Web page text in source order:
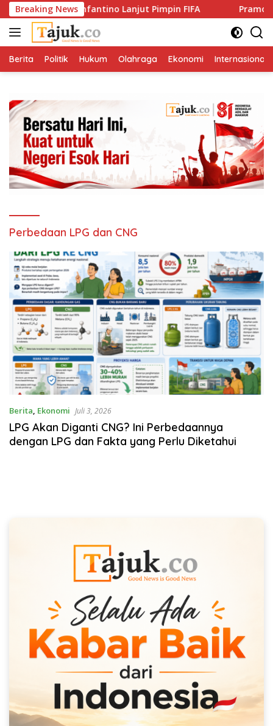
Langsung
ke
konten
Breaking News
Gianni Infantino Lanjut Pimpin FIFA Pramono
Berita Politik Hukum Olahraga Ekonomi Internasional
Perbedaan LPG dan CNG
Berita, Ekonomi Juli 3, 2026
LPG Akan Diganti CNG? Ini Perbedaannya
dengan LPG dan Fakta yang Perlu Diketahui